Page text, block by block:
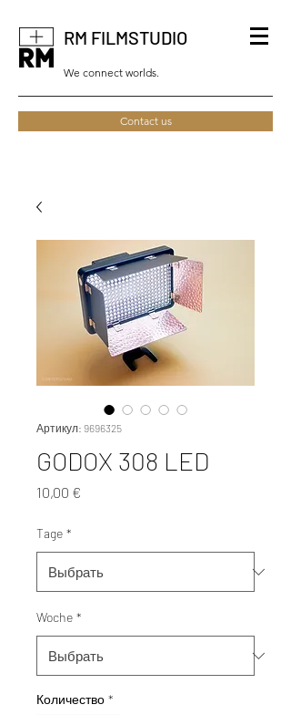
RM FILMSTUDIO
We connect worlds.
Contact us
Артикул: 9696325
GODOX 308 LED
10,00 €
Tage *
Woche *
Количество *